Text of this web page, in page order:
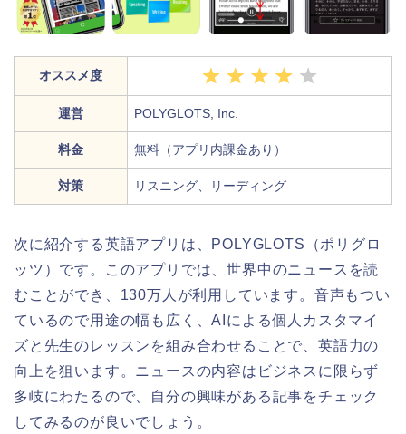
オススメ度
運営 POLYGLOTS, Inc.
料金 無料（アプリ内課金あり）
対策 リスニング、リーディング
次に紹介する英語アプリは、 POLYGLOTS（ポリグロ
ッツ）です。このアプリでは、世界中のニュースを読
むことができ、130万人が利用しています。音声もつい
ているので用途の幅も広く、AIによる個人カスタマイ
ズと先生のレッスンを組み合わせることで、英語力の
向上を狙います。 ニュースの内容はビジネスに限らず
多岐にわたるので、自分の興味がある記事をチェック
してみるのが良いでしょう。